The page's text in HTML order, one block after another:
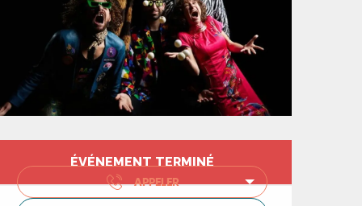
et
ÉVÉNEMENT TERMINÉ
APPELER